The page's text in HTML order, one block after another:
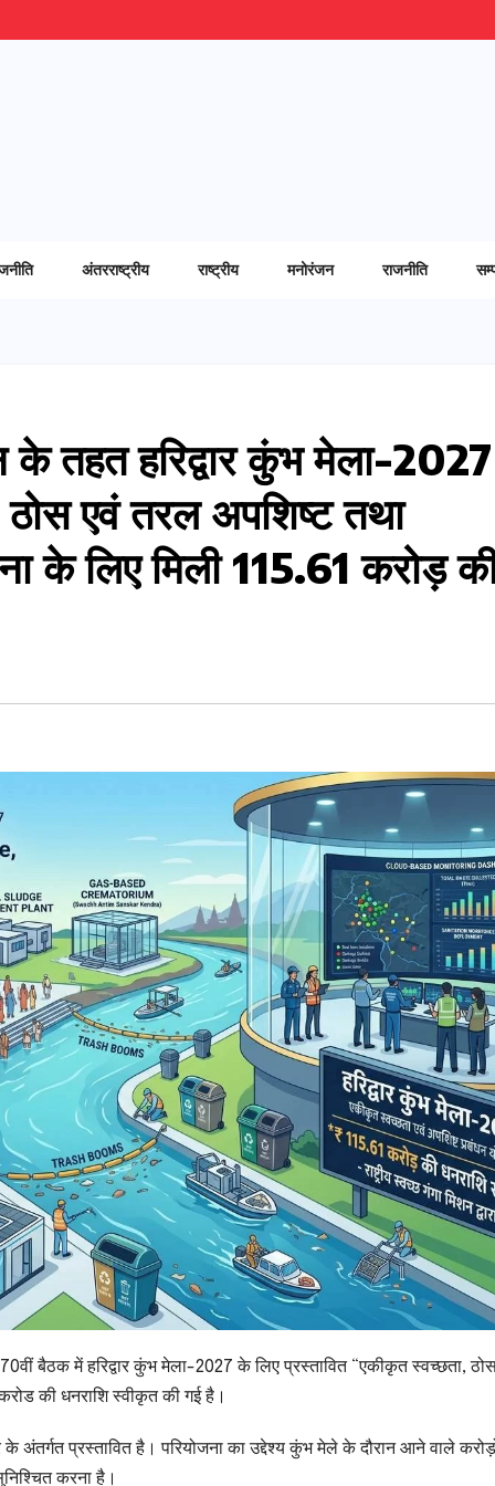
अंतरराष्ट्रीय राष्ट्रीय मनोरंजन राजनीति
के तहत हरिद्वार कुंभ मेला-2027
एवं तरल अपशिष्ट तथा
के लिए मिली 115.61 करोड़
70वीं बैठक में हरिद्वार कुंभ मेला-2027 के लिए प्रस्तावित “एकीकृत स्वच्छता,
की धनराशि स्वीकृत की गई है।
के अंतर्गत प्रस्तावित है। परियोजना का उद्देश्य कुंभ मेले के दौरान आने वाले
करना है।